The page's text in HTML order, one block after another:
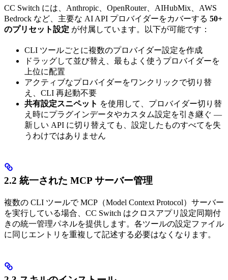
CC Switch には、Anthropic、OpenRouter、AIHubMix、AWS
Bedrock など、主要な AI API プロバイダーをカバーする 50+
のプリセット設定 が付属しています。以下が可能です：
CLI ツールごとに複数のプロバイダー設定を作成
ドラッグして並び替え、最もよく使うプロバイダーを
上位に配置
アクティブなプロバイダーをワンクリックで切り替
え、CLI 再起動不要
共有設定スニペット を使用して、プロバイダー切り替
え時にプラグインデータやカスタム設定を引き継ぐ —
新しい API に切り替えても、設定したものすべてを失
うわけではありません
2.2 統一された MCP サーバー管理
複数の CLI ツールで MCP（Model Context Protocol）サーバー
を実行している場合、CC Switch はクロスアプリ設定同期付
きの統一管理パネルを提供します。各ツールの設定ファイル
に同じエントリを重複して記述する必要はなくなります。